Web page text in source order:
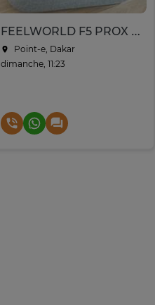
FEELWORLD F5 PROX - Moniteur Externe 4K High-Bright
Point-e, Dakar
dimanche, 11:23